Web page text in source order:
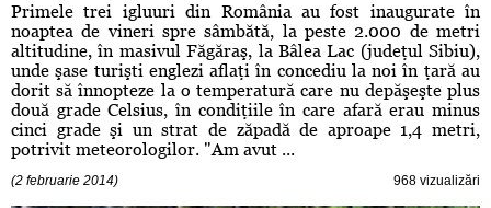
Primele trei igluuri din România au fost inaugurate în
noaptea de vineri spre sâmbătă, la peste 2.000 de metri
altitudine, în masivul Făgăraş, la Bâlea Lac (judeţul Sibiu),
unde şase turişti englezi aflaţi în concediu la noi în ţară au
dorit să înnopteze la o temperatură care nu depăşeşte plus
două grade Celsius, în condiţiile în care afară erau minus
cinci grade şi un strat de zăpadă de aproape 1,4 metri,
potrivit meteorologilor. "Am avut ...
(2 februarie 2014) 968 vizualizări